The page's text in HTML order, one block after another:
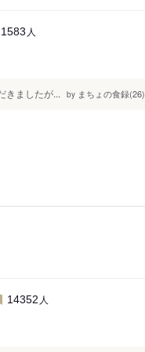
1583 人
きましたが... by まちょの食録(26)
14352 人